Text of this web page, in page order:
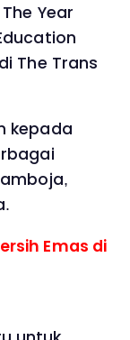
Year
The Trans
kepada
Emas di